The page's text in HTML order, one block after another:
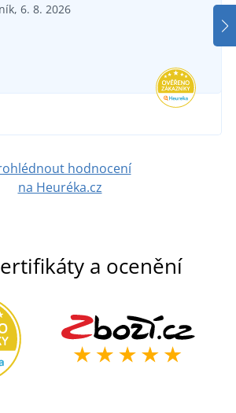
6. 8. 2026
hodnocení
na Heuréka.cz
a ocenění